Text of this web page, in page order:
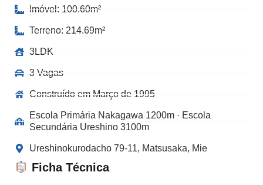
Imóvel: 100.60m²
Terreno: 214.69m²
3LDK
3 Vagas
Construído em Março de 1995
Escola Primária Nakagawa 1200m · Escola
Secundária Ureshino 3100m
Ureshinokurodacho 79-11, Matsusaka, Mie
Ficha Técnica